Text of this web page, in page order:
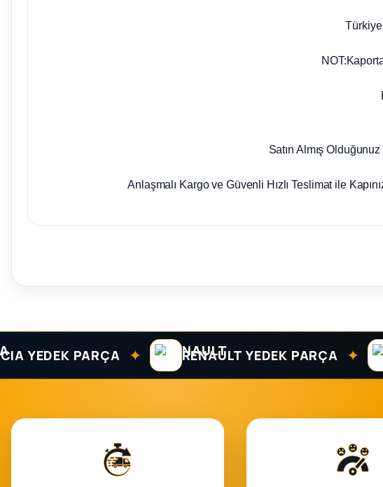
Satın Almış
Anlaşmalı Kargo ve Güvenli Hızlı Teslimat ile
PARÇA ✦ RENAULT YEDEK PARÇA ✦